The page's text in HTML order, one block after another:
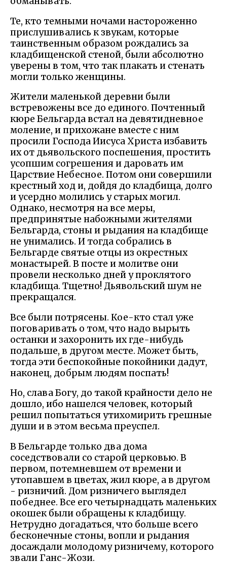
Те, кто темными ночами настороженно
прислушивались к звукам, которые
таинственным образом рождались за
кладбищенской стеной, были абсолютно
уверены в том, что так плакать и стенать
могли только женщины.
Жители маленькой деревни были
встревожены все до единого. Почтенный
кюре Бельгарда встал на девятидневное
моление, и прихожане вместе с ним
просили Господа Иисуса Христа избавить
их от дьявольского поспешения, простить
усопшим согрешения и даровать им
Царствие Небесное. Потом они совершили
крестный ход и, дойдя до кладбища, долго
и усердно молились у старых могил.
Однако, несмотря на все меры,
предпринятые набожными жителями
Бельгарда, стоны и рыдания на кладбище
не унимались. И тогда собрались в
Бельгарде святые отцы из окрестных
монастырей. В посте и молитве они
провели несколько дней у проклятого
кладбища. Тщетно! Дьявольский шум не
прекращался.
Все были потрясены. Кое-кто стал уже
поговаривать о том, что надо вырыть
останки и захоронить их где-нибудь
подальше, в другом месте. Может быть,
тогда эти беспокойные покойники дадут,
наконец, добрым людям поспать!
Но, слава Богу, до такой крайности дело не
дошло, ибо нашелся человек, который
решил попытаться утихомирить грешные
души и в этом весьма преуспел.
В Бельгарде только два дома
соседствовали со старой церковью. В
первом, потемневшем от времени и
утопавшем в цветах, жил кюре, а в другом
- ризничий. Дом ризничего выглядел
победнее. Все его четырнадцать маленьких
окошек были обращены к кладбищу.
Нетрудно догадаться, что больше всего
бесконечные стоны, вопли и рыдания
досаждали молодому ризничему, которого
звали Ганс-Жози.